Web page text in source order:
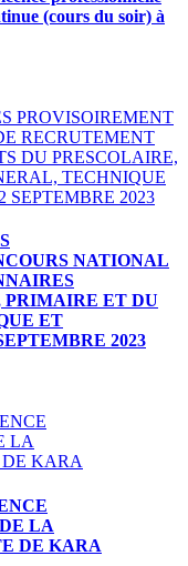
(cours du soir) à
NATIONAL
PRIMAIRE ET DU
ET
2023
LA
DE KARA